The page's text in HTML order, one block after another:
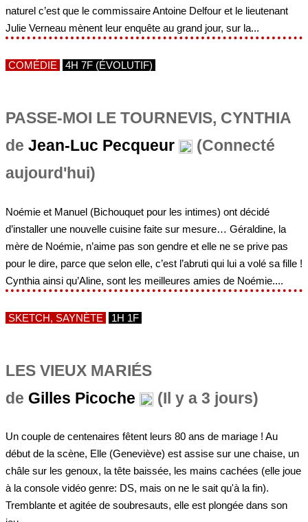
naturel c’est que le commissaire Antoine Delfour et le lieutenant
Julie Verneau mènent leur enquête au grand jour, sur la...
COMÉDIE 4H 7F (ÉVOLUTIF)
PASSE-MOI LE TOURNEVIS, CYNTHIA
de Jean-Luc Pecqueur
(Connecté
aujourd'hui)
Noémie et Manuel (Bichouquet pour les intimes) ont décidé
d’installer une nouvelle cuisine faite sur mesure… Géraldine, la
mère de Noémie, n’aime pas son gendre et elle ne se prive pas
pour le dire, parce que selon elle, c’est l’abruti qui lui a volé sa fille !
Cynthia ainsi qu’Aline, sont les meilleures amies de Noémie....
SKETCH, SAYNÈTE 1H 1F
LES VIEUX MARIÉS
de Gilles Picoche (Il y a 3 jours)
Un couple de centenaires fêtent leurs 80 ans de mariage ! Au
début de la scène, Elle (Geneviève) est assise sur une chaise, un
châle sur les genoux, la tête baissée, les mains cachées (elle joue
à la console vidéo genre: DS, mais on ne le sait qu'à la fin).
Tremblante et agitée de soubresauts, elle est plongée dans son